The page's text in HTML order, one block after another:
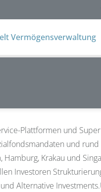
Vermögensverwaltung
Plattformen und
und
Krakau und
Investoren
Alternative